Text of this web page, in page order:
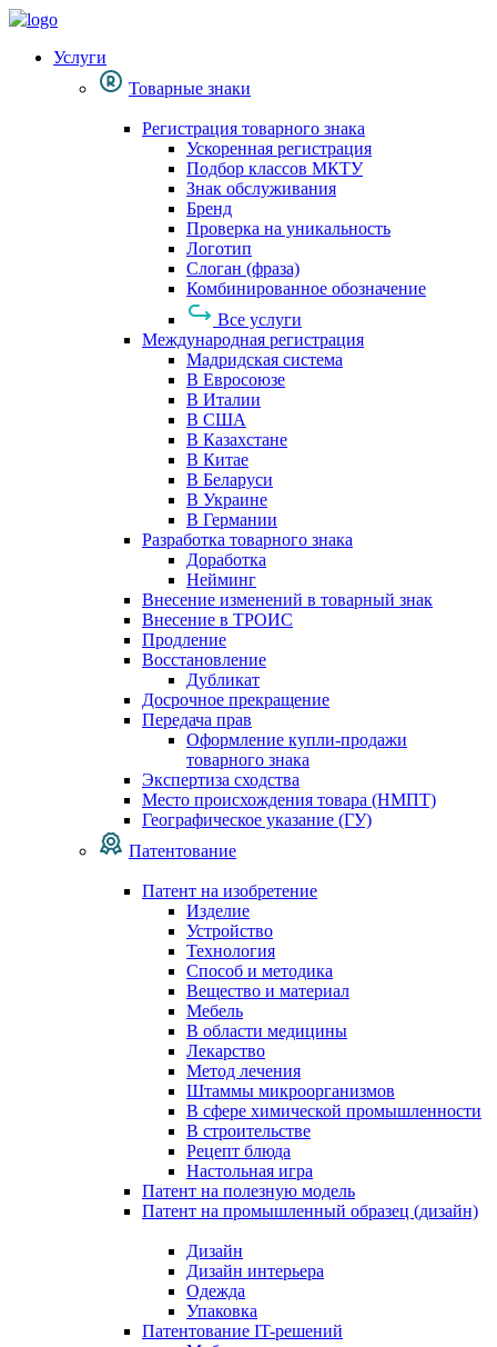
Услуги
Товарные знаки
Регистрация товарного знака
Ускоренная регистрация
Подбор классов МКТУ
Знак обслуживания
Бренд
Проверка на уникальность
Логотип
Слоган (фраза)
Комбинированное обозначение
Все услуги
Международная регистрация
Мадридская система
В Евросоюзе
В Италии
В США
В Казахстане
В Китае
В Беларуси
В Украине
В Германии
Разработка товарного знака
Доработка
Нейминг
Внесение изменений в товарный знак
Внесение в ТРОИС
Продление
Восстановление
Дубликат
Досрочное прекращение
Передача прав
Оформление купли-продажи
товарного знака
Экспертиза сходства
Место происхождения товара (НМПТ)
Географическое указание (ГУ)
Патентование
Патент на изобретение
Изделие
Устройство
Технология
Способ и методика
Вещество и материал
Мебель
В области медицины
Лекарство
Метод лечения
Штаммы микроорганизмов
В сфере химической промышленности
В строительстве
Рецепт блюда
Настольная игра
Патент на полезную модель
Патент на промышленный образец (дизайн)
Дизайн
Дизайн интерьера
Одежда
Упаковка
Патентование IT-решений